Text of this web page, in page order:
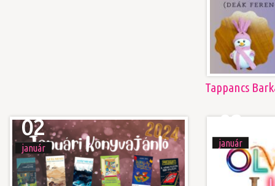
Tappancs
02
január
02
január